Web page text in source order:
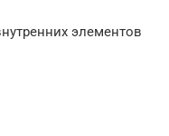
элементов